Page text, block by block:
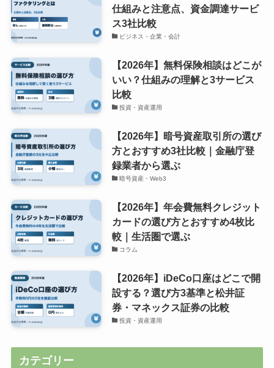
仕組みと注意点、資金調達サービ
ス3社比較
ビジネス・企業・会計
【2026年】無料保険相談はどこが
いい？仕組みの理解と3サービス
比較
投資・資産運用
【2026年】暗号資産取引所の選び
方とおすすめ3社比較｜金融庁登
録業者から選ぶ
暗号資産・Web3
【2026年】年会費無料クレジット
カードの選び方とおすすめ4枚比
較｜生活圏で選ぶ
コラム
【2026年】iDeCo口座はどこで開
設する？選び方3基準と松井証
券・マネックス証券の比較
投資・資産運用
カテゴリー